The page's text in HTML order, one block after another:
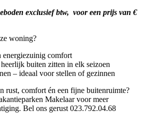
exclusief btw, voor een prijs van €
woning?
energiezuinig comfort
buiten zitten in elk seizoen
– ideaal voor stellen of gezinnen
rust, comfort én een fijne buitenruimte?
Makelaar voor meer
Bel ons gerust 023.792.04.68